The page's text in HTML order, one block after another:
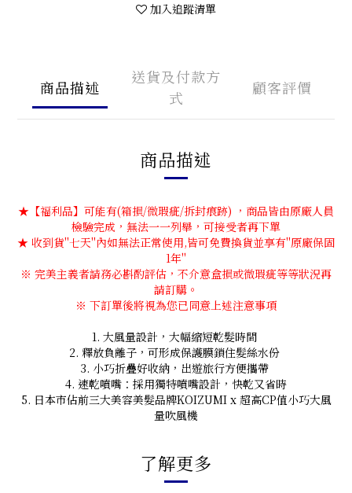
加入追蹤清單
商品描述
送貨及付款方
式
顧客評價
商品描述
★【福利品】可能有(箱損/微瑕疵/拆封痕跡) ，商品皆由原廠人員
檢驗完成，無法一一列舉，可接受者再下單
★ 收到貨''七天''內如無法正常使用,皆可免費換貨並享有''原廠保固
1年''
※ 完美主義者請務必斟酌評估，不介意盒損或微瑕疵等等狀況再
請訂購。
※ 下訂單後將視為您已同意上述注意事項
1. 大風量設計，大幅縮短乾髮時間
2. 釋放負離子，可形成保護膜鎖住髮絲水份
3. 小巧折疊好收納，出遊旅行方便攜帶
4. 速乾噴嘴：採用獨特噴嘴設計，快乾又省時
5. 日本市佔前三大美容美髮品牌KOIZUMI x 超高CP值小巧大風
量吹風機
了解更多